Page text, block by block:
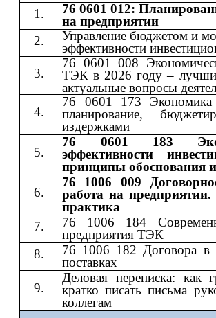
76 0601 012:
на предприятии
Управление бюджетом и
эффективности
76 0601 008
ТЭК в 2026 году –
актуальные вопросы
76 0601 173 Экономика
планирование,
издержками
76 0601 183
эффективности
принципы обоснования
76 1006 009
работа на
практика
76 1006 184
предприятия ТЭК
76 1006 182 Договора в
поставках
Деловая переписка: как
кратко писать письма
коллегам